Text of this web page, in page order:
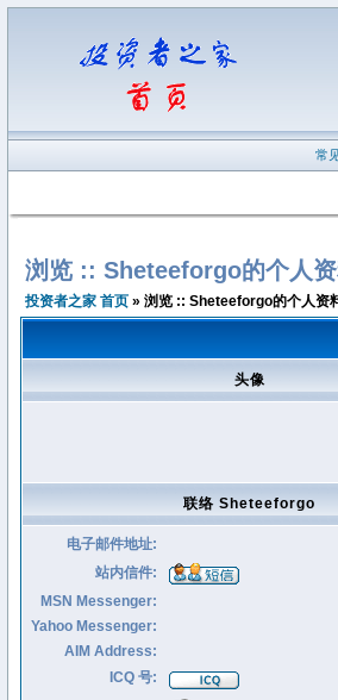
常
浏览 :: Sheteeforgo的个人
投资者之家 首页 » 浏览 :: Sheteeforgo的个人资
头像
联络 Sheteeforgo
电子邮件地址:
站内信件:
MSN Messenger:
Yahoo Messenger:
AIM Address:
ICQ 号: